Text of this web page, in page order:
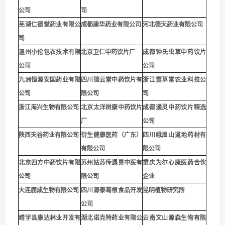
公司
司
芜湖仁德堂药业有限公
司
成都康华药业有限公司 河北德天药业有限公司
温州小伦包衣技术有限
公司
北京卫仁中药饮片厂
成都钟氏虫草中药饮片
公司
九洲恒源安国药业有限
公司
四川锦云堂中药饮片有
限公司
浙江壹草堂农业科技公
司
浙江海兴生物有限公司 北京太洋树康中药饮片
厂
成都通灵中药饮片精选
公司
陕西天谷药业有限公司 衍生健康医药（广东）
有限公司
四川峨眉山道地药材有
限公司
北京四方中药饮片有限
公司
苏州姑苏传遇喜中医有
限公司
重庆为尔心康医药合伙
企业
大连鹿成生物有限公司 四川源泰葛根食品开发
公司
昆明植物研究所
靖宇县康达林业开发有湖北诺克特药业有限公云南文山源森生物有限